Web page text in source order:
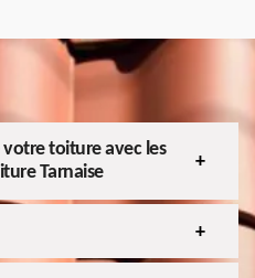
toiture avec les
Tarnaise